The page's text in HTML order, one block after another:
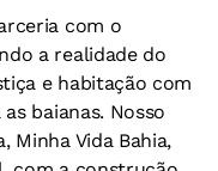
com o
a realidade do
e habitação com
baianas. Nosso
Minha Vida Bahia,